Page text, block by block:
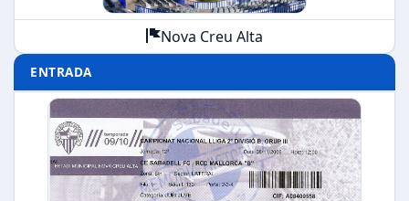
Nova Creu Alta
ENTRADA